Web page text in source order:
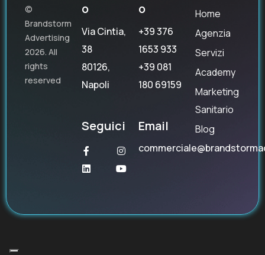
©
Brandstorm
Advertising
2026. All
rights
reserved
o
Via Cintia,
38
80126,
Napoli
Seguici
o
+39 376
1653 933
+39 081
180 69159
Email
Home
Agenzia
Servizi
Academy
Marketing
Sanitario
Blog